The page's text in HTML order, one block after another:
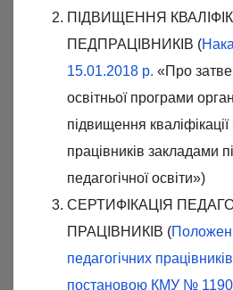
ПІДВИЩЕННЯ
ПЕДПРАЦІВНИКІВ (
15.01.2018 р. «Про
освітньої програми
підвищення кваліфікації
працівників закладами
педагогічної освіти»)
СЕРТИФІКАЦІЯ
ПРАЦІВНИКІВ (
педагогічних
постановою КМУ № 1190